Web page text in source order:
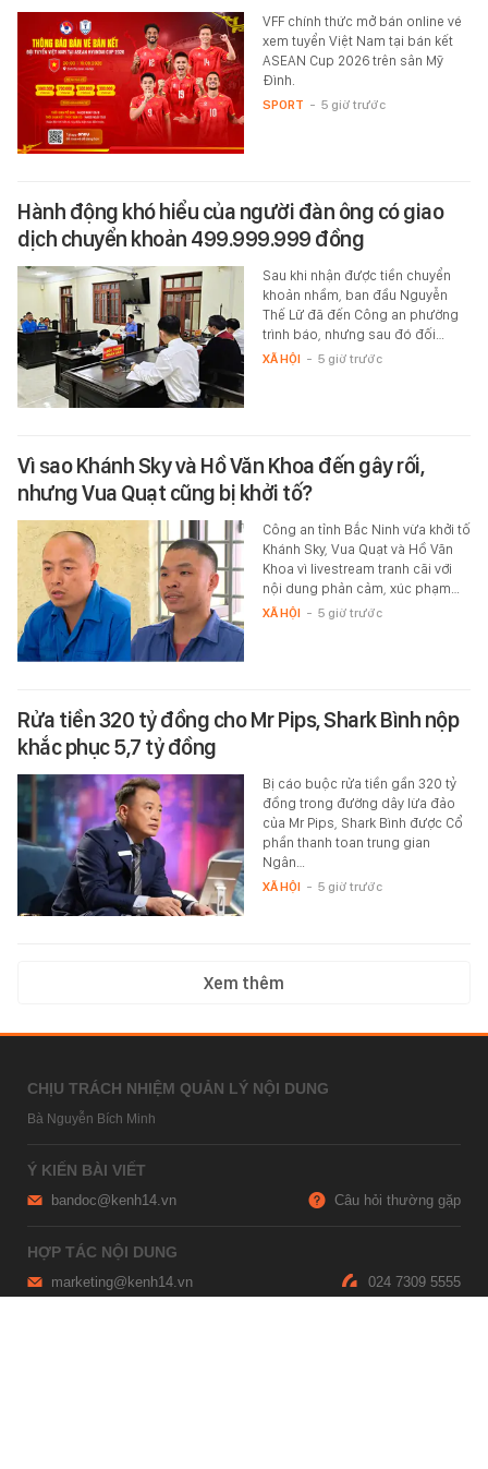
VFF chính thức mở bán online vé
xem tuyển Việt Nam tại bán kết
ASEAN Cup 2026 trên sân Mỹ
Đình.
SPORT - 5 giờ trước
Hành động khó hiểu của người đàn ông có giao
dịch chuyển khoản 499.999.999 đồng
Sau khi nhận được tiền chuyển
khoản nhầm, ban đầu Nguyễn
Thế Lữ đã đến Công an phường
trình báo, nhưng sau đó đối…
XÃ HỘI - 5 giờ trước
Vì sao Khánh Sky và Hồ Văn Khoa đến gây rối,
nhưng Vua Quạt cũng bị khởi tố?
Công an tỉnh Bắc Ninh vừa khởi tố
Khánh Sky, Vua Quạt và Hồ Văn
Khoa vì livestream tranh cãi với
nội dung phản cảm, xúc phạm…
XÃ HỘI - 5 giờ trước
Rửa tiền 320 tỷ đồng cho Mr Pips, Shark Bình nộp
khắc phục 5,7 tỷ đồng
Bị cáo buộc rửa tiền gần 320 tỷ
đồng trong đường dây lừa đảo
của Mr Pips, Shark Bình được Cổ
phần thanh toan trung gian
Ngân…
XÃ HỘI - 5 giờ trước
Xem thêm
CHỊU TRÁCH NHIỆM QUẢN LÝ NỘI DUNG
Bà Nguyễn Bích Minh
Ý KIẾN BÀI VIẾT
bandoc@kenh14.vn Câu hỏi thường gặp
HỢP TÁC NỘI DUNG
marketing@kenh14.vn 024 7309 5555